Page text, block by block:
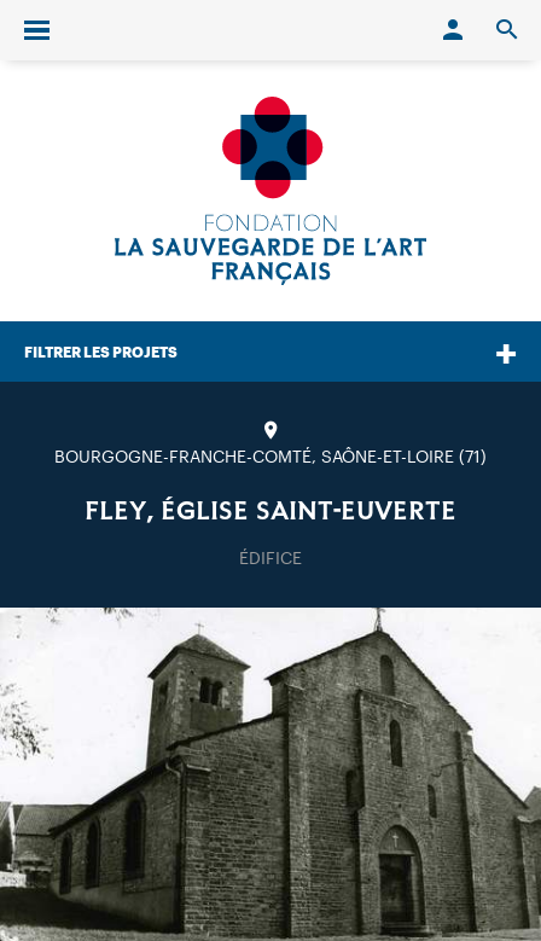
Ouvrir/fermer le menu
FILTRER LES PROJETS
BOURGOGNE-FRANCHE-COMTÉ, SAÔNE-ET-LOIRE (71)
FLEY, ÉGLISE SAINT-EUVERTE
ÉDIFICE